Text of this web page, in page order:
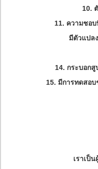
10.
11. ความชอ
มีตัวแปล
14. กระบอก
15. มีการทดสอ
เราเป็